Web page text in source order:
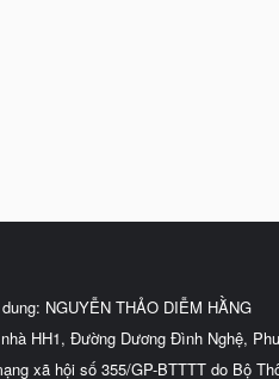
NGUYỄN THẢO DIỄM HẰNG
HH1, Đường Dương Đình Nghệ,
xã hội số 355/GP-BTTTT do Bộ